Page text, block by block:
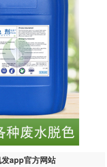
app官方网站